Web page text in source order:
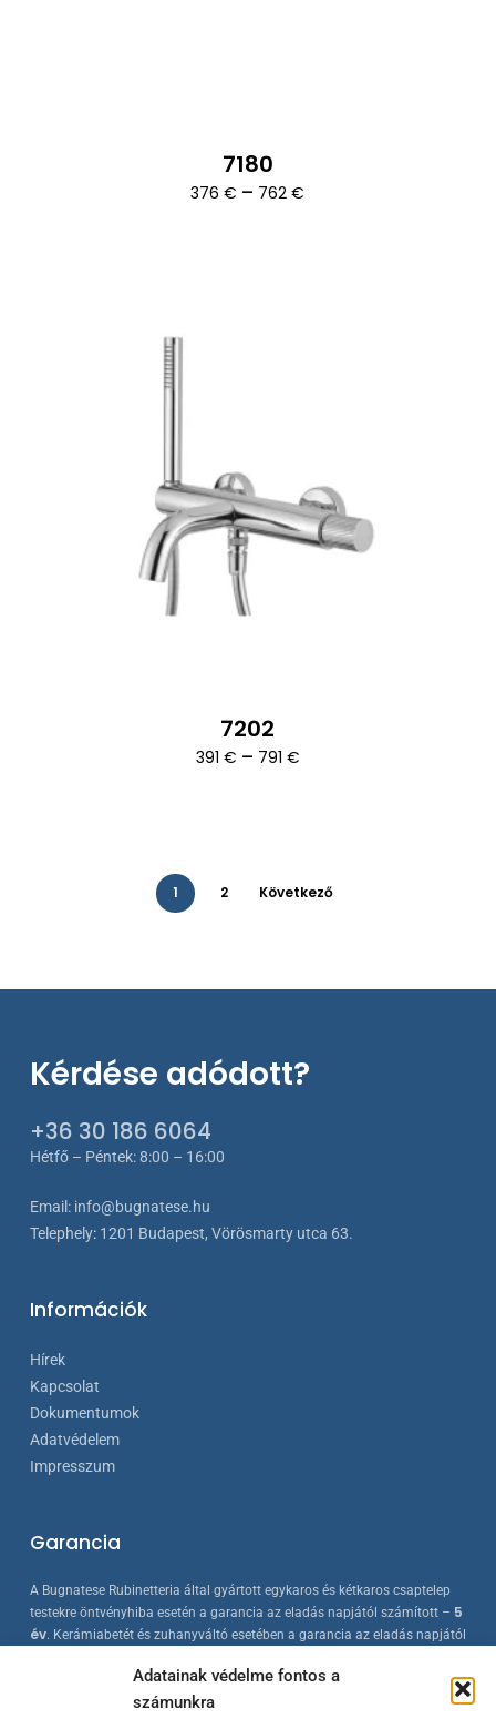
Adatainak védelme fontos a
számunkra
7180
376€ – 762€
7202
391 € – 791 €Ártartomány:
1 2 Következő
Kérdése adódott?
+36 30 186 6064
Hétfő – Péntek: 8:00 – 16:00
Email: info@bugnatese.hu
Telephely: 1201 Budapest, Vörösmarty utca 63.
Információk
Hírek
Kapcsolat
Dokumentumok
Adatvédelem
Impresszum
Garancia
A Bugnatese Rubinetteria által gyártott egykaros és kétkaros csaptelep
testekre öntvényhiba esetén a garancia az eladás napjától számított – 5
év. Kerámiabetét és zuhanyváltó esetében a garancia az eladás napjától
szabványokkal összhangban készülnek, folyamatos minőség-ellenőrzés